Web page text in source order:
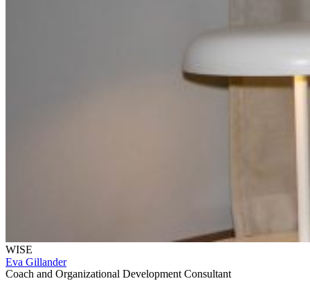
WISE
Eva Gillander
Coach and Organizational Development Consultant